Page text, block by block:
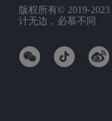
版权所有© 2019-2023
计无边，必慕不同